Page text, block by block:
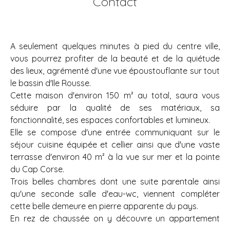
A seulement quelques minutes à pied du centre ville,
vous pourrez profiter de la beauté et de la quiétude
des lieux, agrémenté d'une vue époustouflante sur tout
le bassin d'Ile Rousse.
Cette maison d'environ 150 m² au total, saura vous
séduire par la qualité de ses matériaux, sa
fonctionnalité, ses espaces confortables et lumineux.
Elle se compose d'une entrée communiquant sur le
séjour cuisine équipée et cellier ainsi que d'une vaste
terrasse d'environ 40 m² à la vue sur mer et la pointe
du Cap Corse.
Trois belles chambres dont une suite parentale ainsi
qu'une seconde salle d'eau-wc, viennent compléter
cette belle demeure en pierre apparente du pays.
En rez de chaussée on y découvre un appartement